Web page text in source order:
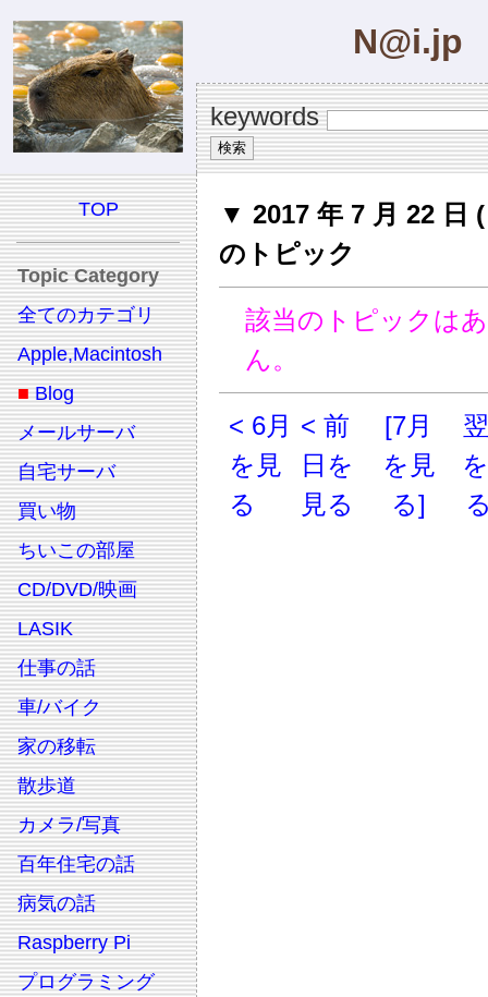
N@i.jp
keywords
TOP
Topic Category
全てのカテゴリ
Apple,Macintosh
■ Blog
メールサーバ
自宅サーバ
買い物
ちいこの部屋
CD/DVD/映画
LASIK
仕事の話
車/バイク
家の移転
散歩道
カメラ/写真
百年住宅の話
病気の話
Raspberry Pi
プログラミング
▼ 2017 年 7 月 22 日
のトピック
該当のトピックは
ん。
< 6月
を見
る
< 前
日を
見る
[7月
を見
る]